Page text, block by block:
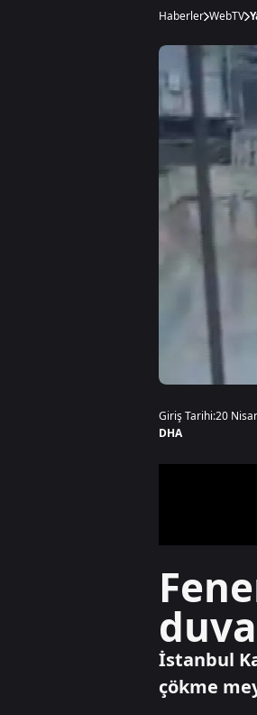
Haberler WebTV
Giriş Tarihi:20
DHA
İstanbul
çökme